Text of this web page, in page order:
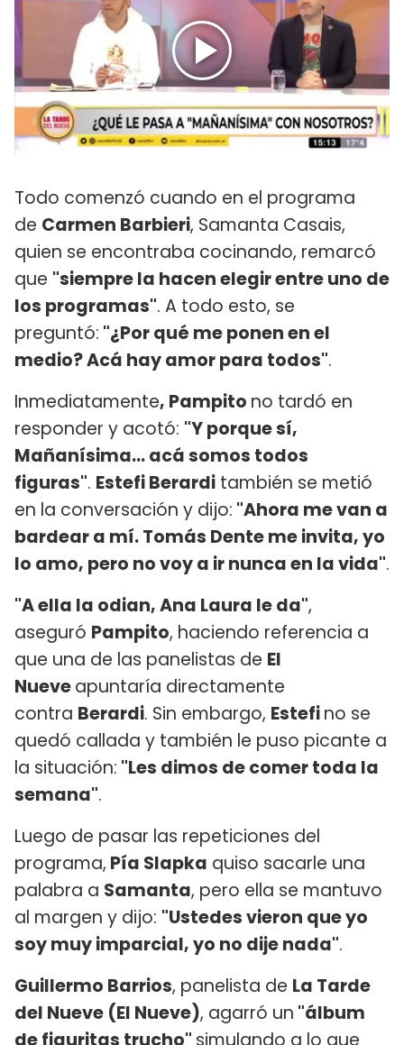
Todo comenzó cuando en el programa
de Carmen Barbieri, Samanta Casais,
quien se encontraba cocinando, remarcó
que "siempre la hacen elegir entre uno de
los programas". A todo esto, se
preguntó: "¿Por qué me ponen en el
medio? Acá hay amor para todos".
Inmediatamente, Pampito no tardó en
responder y acotó: "Y porque sí,
Mañanísima... acá somos todos
figuras". Estefi Berardi también se metió
en la conversación y dijo: "Ahora me van a
bardear a mí. Tomás Dente me invita, yo
lo amo, pero no voy a ir nunca en la vida".
"A ella la odian, Ana Laura le da",
aseguró Pampito, haciendo referencia a
que una de las panelistas de El
Nueveapuntaría directamente
contra Berardi. Sin embargo, Estefino se
quedó callada y también le puso picante a
la situación: "Les dimos de comer toda la
semana".
Luego de pasar las repeticiones del
programa, Pía Slapka quiso sacarle una
palabra a Samanta, pero ella se mantuvo
al margen y dijo: "Ustedes vieron que yo
soy muy imparcial, yo no dije nada".
Guillermo Barrios, panelista de La Tarde
del Nueve (El Nueve), agarró un "álbum
de figuritas trucho" simulando a lo que